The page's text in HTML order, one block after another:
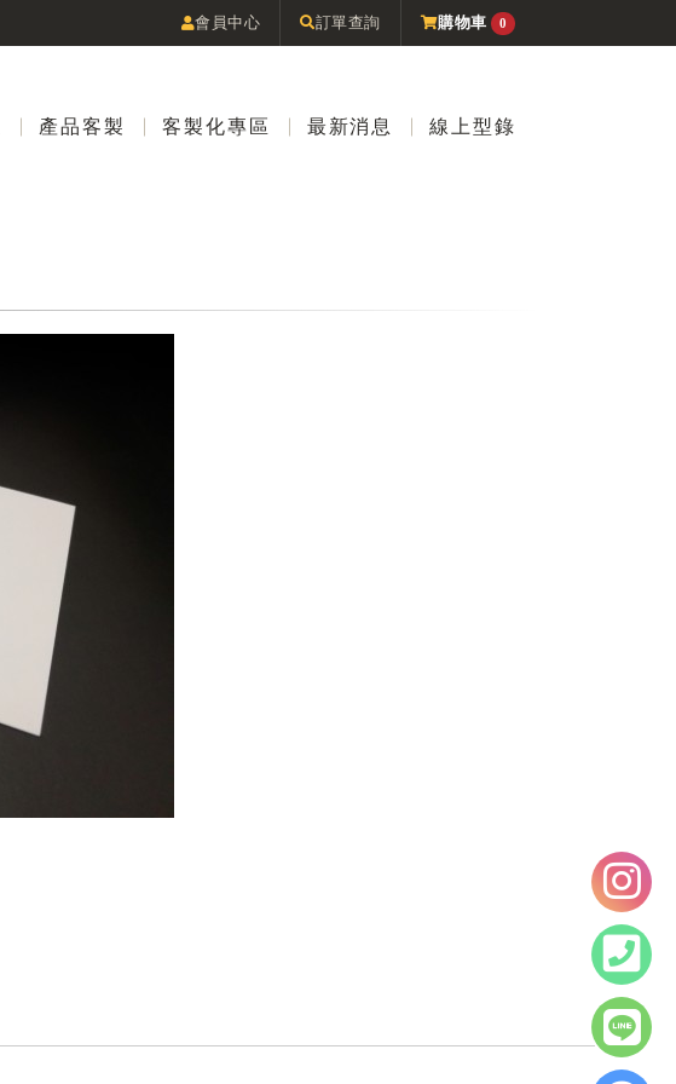
會員中心 訂單查詢 購物車 0
產品客製 客製化專區 最新消息 線上型錄